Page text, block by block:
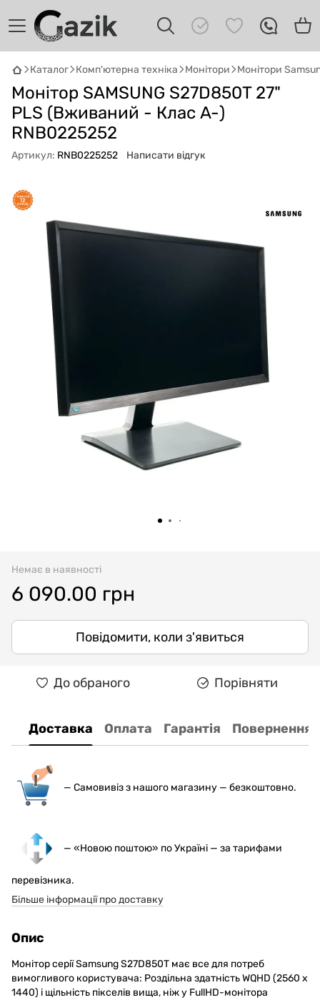
Каталог Комп'ютерна техніка Монітори Монітори
Монітор SAMSUNG S27D850T 27"
PLS (Вживаний - Клас A-)
RNB0225252
Артикул: RNB0225252 Написати відгук
Немає в наявності
6 090.00 грн
Повідомити, коли з'явиться
До обраного Порівняти
Доставка Оплата Гарантія Повернення
— Самовивіз з нашого магазину — безкоштовно.
— «Новою поштою» по Україні — за тарифами
перевізника.
Більше інформації про доставку
Опис
Монітор серії Samsung S27D850T має все для потреб
вимогливого користувача: Роздільна здатність WQHD (2560 x
1440) і щільність пікселів вища, ніж у FullHD-монітора
GAZIK AI
Онлайн · пошук техніки
Привіт! 👋 Я Gazik AI — допоможу
підібрати вживану комп'ютерну техніку.